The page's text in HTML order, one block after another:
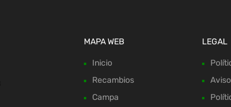
MAPA WEB
Inicio
Recambios
Campa
LEGAL